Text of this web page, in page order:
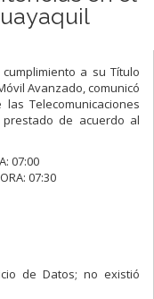
a su Título
Avanzado, comunicó
Telecomunicaciones
prestado de acuerdo al
07:00
07:30
de Datos; no existió